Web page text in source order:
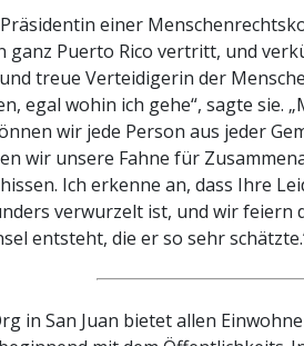
einer
ganz Puerto Rico vertritt, und
treue Verteidigerin der
egal wohin ich gehe“, sagte sie.
wir jede Person aus jeder
wir unsere Fahne für
Ich erkenne an, dass Ihre
verwurzelt ist, und wir feiern
entsteht, die er so sehr
in San Juan bietet allen